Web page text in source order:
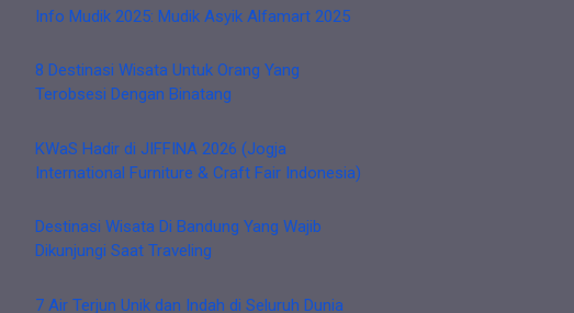
Info Mudik 2025: Mudik Asyik Alfamart 2025
8 Destinasi Wisata Untuk Orang Yang
Terobsesi Dengan Binatang
KWaS Hadir di JIFFINA 2026 (Jogja
International Furniture & Craft Fair Indonesia)
Destinasi Wisata Di Bandung Yang Wajib
Dikunjungi Saat Traveling
7 Air Terjun Unik dan Indah di Seluruh Dunia